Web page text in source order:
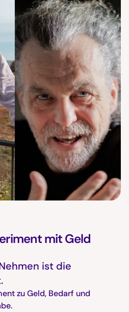
mit Geld
ist die
zu Geld, Bedarf und